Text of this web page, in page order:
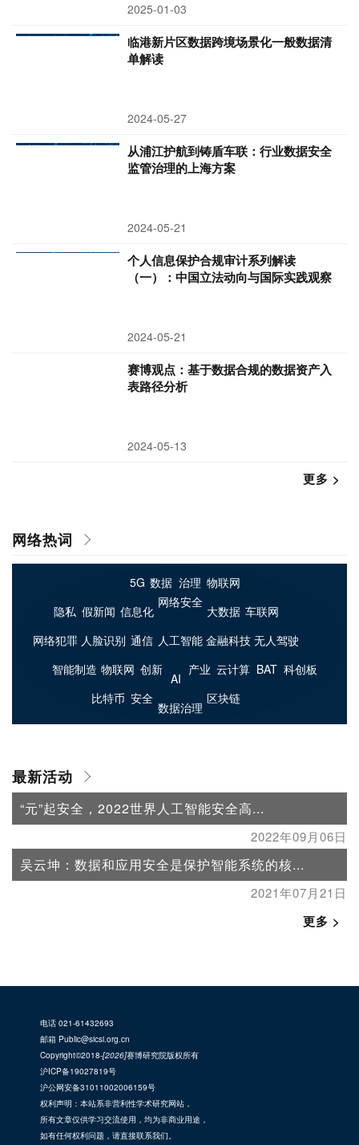
2025-01-03
临港新片区数据跨境场景化一般数据清
单解读
2024-05-27
从浦江护航到铸盾车联：行业数据安全
监管治理的上海方案
2024-05-21
个人信息保护合规审计系列解读
（一）：中国立法动向与国际实践观察
2024-05-21
赛博观点：基于数据合规的数据资产入
表路径分析
2024-05-13
更多 >
网络热词
最新活动
“元”起安全，2022世界人工智能安全高...
2022年09月06日
吴云坤：数据和应用安全是保护智能系统的核...
2021年07月21日
更多 >
电话 021-61432693
邮箱 Public@sicsi.org.cn
Copyright©2018-[2026]赛博研究院版权所有
沪ICP备19027819号
沪公网安备31011002006159号
权利声明：本站系非营利性学术研究网站，
所有文章仅供学习交流使用，均为非商业用途，
如有任何权利问题，请直接联系我们。